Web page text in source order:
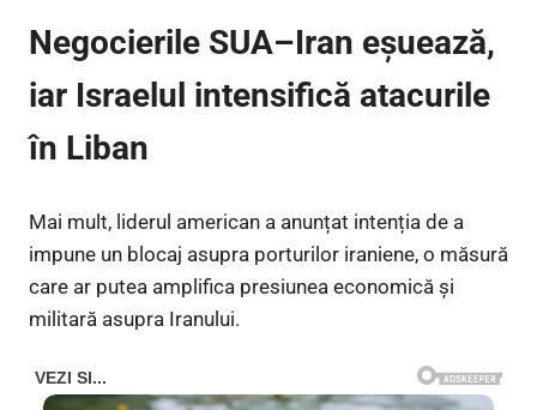
Negocierile SUA–Iran eșuează,
iar Israelul intensifică atacurile
în Liban
Mai mult, liderul american a anunțat intenția de a
impune un blocaj asupra porturilor iraniene, o măsură
care ar putea amplifica presiunea economică și
militară asupra Iranului.